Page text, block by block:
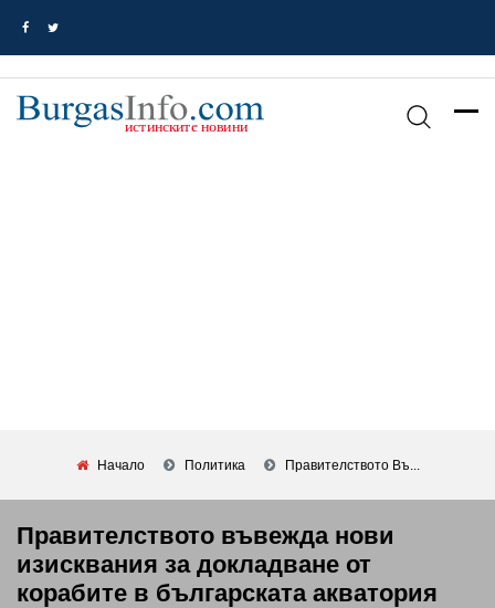
Начало Политика Правителството Въ...
Правителството въвежда нови
изисквания за докладване от
корабите в българската акватория